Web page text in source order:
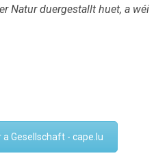
Natur duergestallt huet, a wéi
a Gesellschaft - cape.lu